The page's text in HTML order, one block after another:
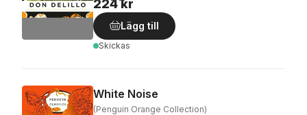
224 kr
Lägg till
Skickas
White Noise
(Penguin Orange Collection)